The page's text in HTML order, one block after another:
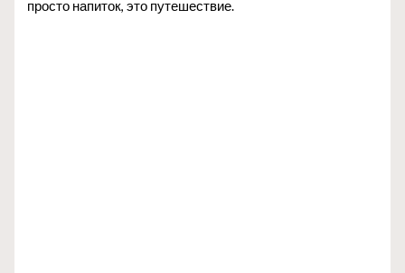
просто напиток, это путешествие.